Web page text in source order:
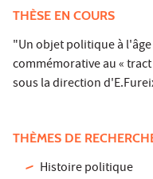
THÈSE EN COURS
"Un objet politique à
commémorative au «
sous la direction
THÈMES DE
Histoire politique